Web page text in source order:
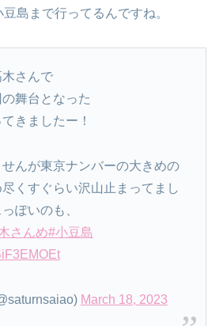
島まで行ってるんですね。
さんで
舞台となった
きましたー！
んが東京ナンバーの大きめの
くすぐらい沢山止まってまし
ぽいのも、
さんめ#小豆島
March 18, 2023